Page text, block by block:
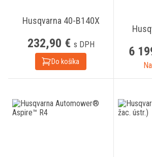
Husqvarna 40-B140X
232,90 € s DPH
Do košíka
6